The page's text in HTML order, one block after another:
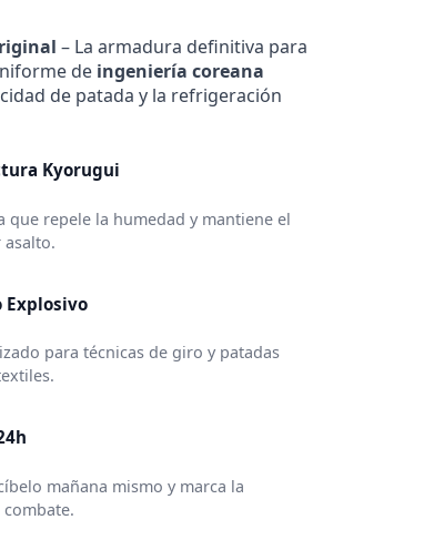
– La armadura definitiva para
de ingeniería coreana
de patada y la refrigeración
Kyorugui
que repele la humedad y mantiene el
para técnicas de giro y patadas
mañana mismo y marca la